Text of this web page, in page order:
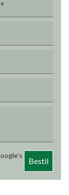
*
Bestil